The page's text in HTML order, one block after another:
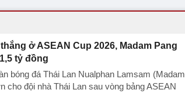
ở ASEAN Cup 2026, Madam Pang
tỷ đồng
bóng đá Thái Lan Nualphan Lamsam (Madam
cho đội nhà Thái Lan sau vòng bảng ASEAN